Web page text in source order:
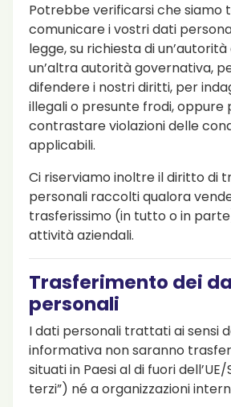
Potrebbe verificarsi che siamo
comunicare i vostri dati
legge, su richiesta di
un’altra autorità governativa,
difendere i nostri diritti, per
illegali o presunte frodi, oppure
contrastare violazioni delle
applicabili.
Ci riserviamo inoltre il diritto di
personali raccolti qualora
trasferissimo (in tutto o in
attività aziendali.
Trasferimento dei
personali
I dati personali trattati ai sensi
informativa non saranno
situati in Paesi al di fuori dell’UE/
terzi”) né a organizzazioni